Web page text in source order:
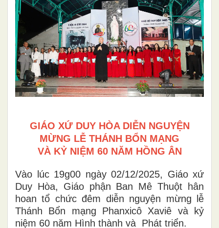
GIÁO XỨ DUY HÒA DIỄN NGUYỆN
MỪNG LỄ THÁNH BỔN MẠNG
VÀ KỶ NIỆM 60 NĂM HỒNG ÂN
Vào lúc 19g00 ngày 02/12/2025, Giáo xứ
Duy Hòa, Giáo phận Ban Mê Thuột hân
hoan tổ chức đêm diễn nguyện mừng lễ
Thánh Bổn mạng Phanxicô Xaviê và kỷ
niệm 60 năm Hình thành và Phát triển.